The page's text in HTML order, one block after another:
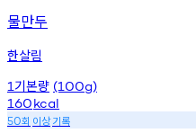
물만두
한살림
1 기본량 (100g)
160kcal
50회 이상기록